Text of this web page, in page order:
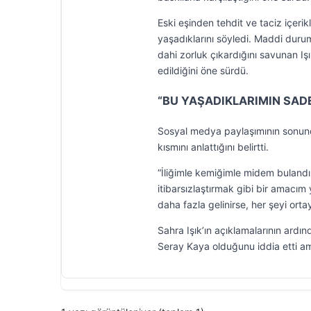
Eski eşinden tehdit ve taciz
yaşadıklarını söyledi. Maddi
dahi zorluk çıkardığını savunan
edildiğini öne sürdü.
“BU YAŞADIKLARIMIN
Sosyal medya paylaşımının
kısmını anlattığını belirtti.
“İliğimle kemiğimle midem
itibarsızlaştırmak gibi bir
daha fazla gelinirse, her şeyi
Sahra Işık’ın açıklamalarının
Seray Kaya olduğunu iddia etti